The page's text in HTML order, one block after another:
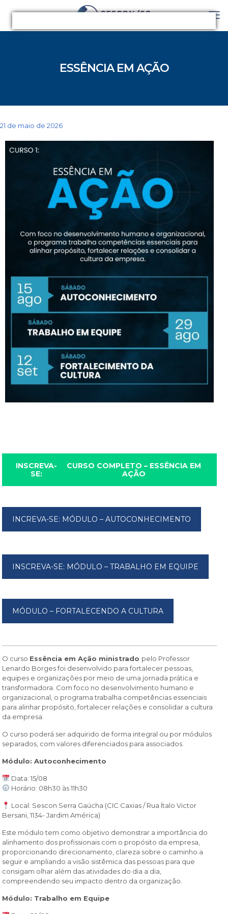
ESSÊNCIA EM AÇÃO
21 de maio de 2026
INSCREVA-
SE:
CURSO COMPLETO – ESSÊNCIA EM
AÇÃO
INCREVA-SE: MÓDULO – AUTOCONHECIMENTO
INSCREVA-SE: MÓDULO – TRABALHO EM EQUIPE
MÓDULO – FORTALECENDO A CULTURA
O curso Essência em Ação ministrado pelo Professor
Lenardo Borges foi desenvolvido para fortalecer pessoas,
equipes e organizações por meio de uma jornada prática e
transformadora. Com foco no desenvolvimento humano e
organizacional, o programa trabalha competências essenciais
para alinhar propósito, fortalecer relações e consolidar a cultura
da empresa.
O curso poderá ser adquirido de forma integral ou por módulos
separados, com valores diferenciados para associados.
Módulo: Autoconhecimento
Data: 15/08
Horário: 08h30 às 11h30
Local: Sescon Serra Gaúcha (CIC Caxias / Rua Ítalo Victor
Bersani, 1134- Jardim América)
Este módulo tem como objetivo demonstrar a importância do
alinhamento dos profissionais com o propósito da empresa,
proporcionando direcionamento, clareza sobre o caminho a
seguir e ampliando a visão sistêmica das pessoas para que
consigam olhar além das atividades do dia a dia,
compreendendo seu impacto dentro da organização.
Módulo: Trabalho em Equipe